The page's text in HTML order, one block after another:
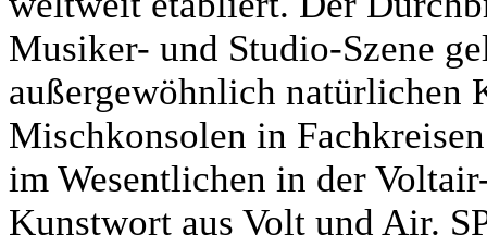
Musiker- und Studio-Szene
außergewöhnlich natürlichen
Mischkonsolen in
im Wesentlichen in der
Kunstwort aus Volt und Air.